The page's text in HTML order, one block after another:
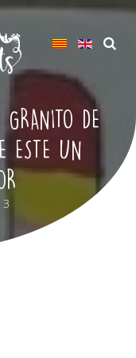
GRANITO DE
ESTE UN